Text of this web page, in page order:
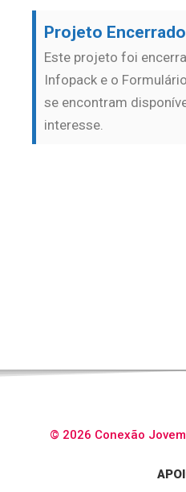
Projeto Encerrado
Este projeto foi
Infopack e o
se encontram
interesse.
© 2026 Conexão